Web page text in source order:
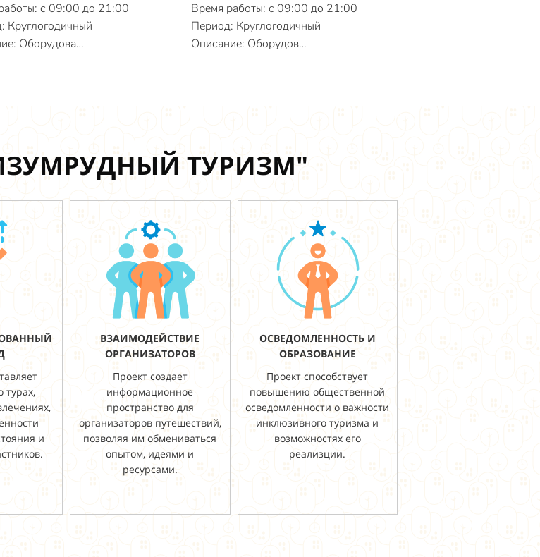
с 09:00 до 21:00
Круглогодичный
Оборудова…
Время работы: с 09:00 до 21:00
Период: Круглогодичный
Описание: Оборудов…
ТУРИЗМ"
и
ВЗАИМОДЕЙСТВИЕ
ОРГАНИЗАТОРОВ
Проект создает
информационное
пространство для
организаторов путешествий,
позволяя им обмениваться
опытом, идеями и
ресурсами.
ОСВЕДОМЛЕННОСТЬ И
ОБРАЗОВАНИЕ
Проект способствует
повышению общественной
осведомленности о важности
инклюзивного туризма и
возможностях его
реализции.